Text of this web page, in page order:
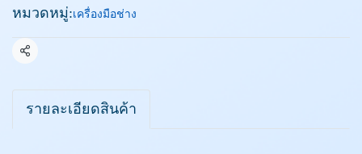
หมวดหมู่:เครื่องมือช่าง
แชร์
รายละเอียดสินค้า